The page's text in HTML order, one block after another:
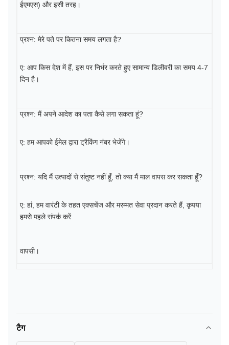
ईएमएस) और इसी तरह।
प्रश्न: मेरे पते पर कितना समय लगता है?
ए: आप किस देश में हैं, इस पर निर्भर करते हुए सामान्य डिलीवरी का समय 4-7
दिन है।
प्रश्न: मैं अपने आदेश का पता कैसे लगा सकता हूं?
ए: हम आपको ईमेल द्वारा ट्रैकिंग नंबर भेजेंगे।
प्रश्न: यदि मैं उत्पादों से संतुष्ट नहीं हूँ, तो क्या मैं माल वापस कर सकता हूँ?
ए: हां, हम वारंटी के तहत एक्सचेंज और मरम्मत सेवा प्रदान करते हैं, कृपया
हमसे पहले संपर्क करें
वापसी।
टैग